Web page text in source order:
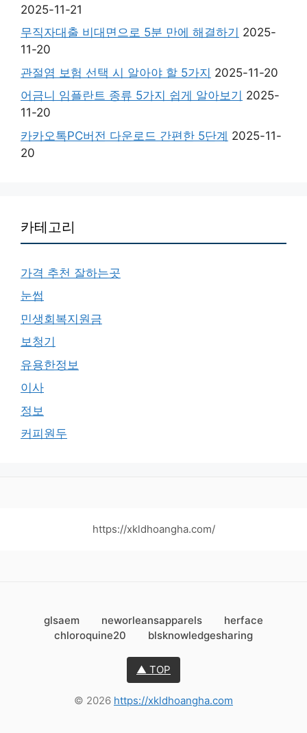
2025-11-21
무직자대출 비대면으로 5분 만에 해결하기 2025-
11-20
관절염 보험 선택 시 알아야 할 5가지 2025-11-20
어금니 임플란트 종류 5가지 쉽게 알아보기 2025-
11-20
카카오톡PC버전 다운로드 간편한 5단계 2025-11-
20
카테고리
가격 추천 잘하는곳
눈썹
민생회복지원금
보청기
유용한정보
이사
정보
커피원두
https://xkldhoangha.com/
glsaem neworleansapparels
herface
chloroquine20
blsknowledgesharing
▲ TOP
© 2026 https://xkldhoangha.com